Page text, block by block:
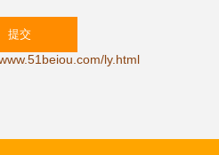
ly.html